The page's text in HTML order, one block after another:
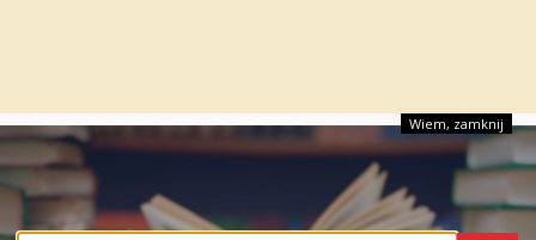
Wiem, zamknij